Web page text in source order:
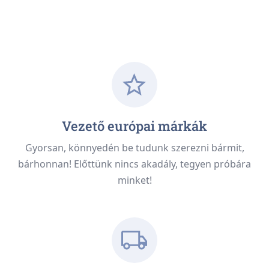
Vezető európai márkák
Gyorsan, könnyedén be tudunk szerezni bármit,
bárhonnan! Előttünk nincs akadály, tegyen próbára
minket!